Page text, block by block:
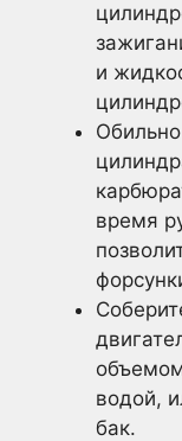
и
время
водой,
бак.